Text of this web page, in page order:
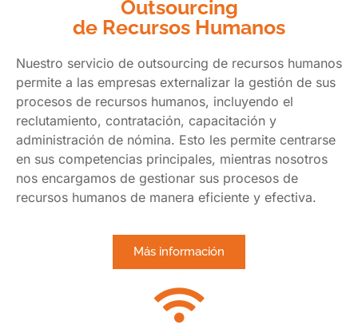
Outsourcing
de Recursos Humanos
Nuestro servicio de outsourcing de recursos humanos
permite a las empresas externalizar la gestión de sus
procesos de recursos humanos, incluyendo el
reclutamiento, contratación, capacitación y
administración de nómina. Esto les permite centrarse
en sus competencias principales, mientras nosotros
nos encargamos de gestionar sus procesos de
recursos humanos de manera eficiente y efectiva.
Más información